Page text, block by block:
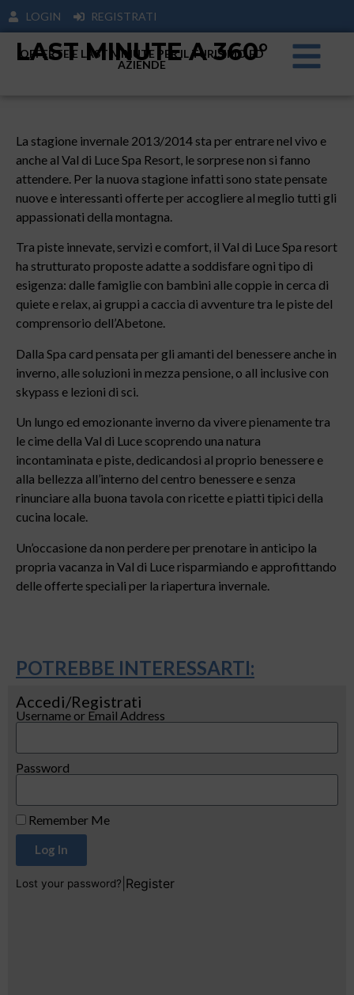
LOGIN REGISTRATI
LAST MINUTE A 360°
OFFERTE E LAST MINUTE PER IL TURISIMO ED
AZIENDE
La stagione invernale 2013/2014 sta per entrare nel vivo e
anche al Val di Luce Spa Resort, le sorprese non si fanno
attendere. Per la nuova stagione infatti sono state pensate
nuove e interessanti offerte per accogliere al meglio tutti gli
appassionati della montagna.
Tra piste innevate, servizi e comfort, il Val di Luce Spa resort
ha strutturato proposte adatte a soddisfare ogni tipo di
esigenza: dalle famiglie con bambini alle coppie in cerca di
quiete e relax, ai gruppi a caccia di avventure tra le piste del
comprensorio dell’Abetone.
Dalla Spa card pensata per gli amanti del benessere anche in
inverno, alle soluzioni in mezza pensione, o all inclusive con
skypass e lezioni di sci.
Un lungo ed emozionante inverno da vivere pienamente tra
le cime della Val di Luce scoprendo una natura
incontaminata e piste, dedicandosi al proprio benessere e
alla bellezza all’interno del centro benessere e senza
rinunciare alla buona tavola con ricette e piatti tipici della
cucina locale.
Un’occasione da non perdere per prenotare in anticipo la
propria vacanza in Val di Luce risparmiando e approfittando
delle offerte speciali per la riapertura invernale.
POTREBBE INTERESSARTI:
Accedi/Registrati
Username or Email Address
Password
Remember Me
Log In
Lost your password? Register